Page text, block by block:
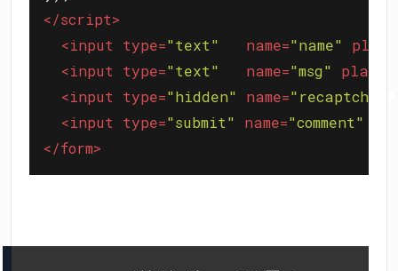
</script>
<input type="text" name="name"
<input type="text" name="msg"
<input type="hidden" name=
<input type="submit" name="comment"
</form>